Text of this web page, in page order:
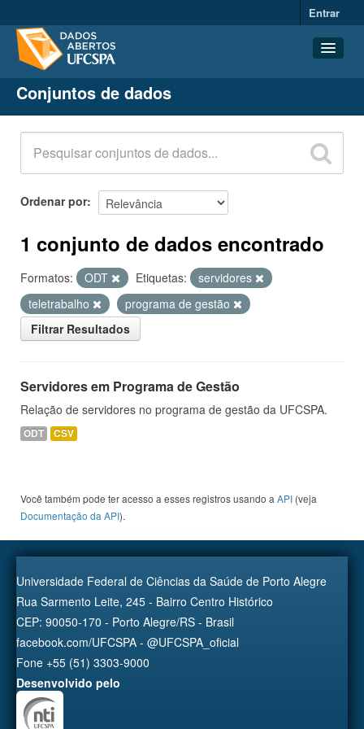
Entrar
Conjuntos de dados
Organizações
Grupos
Sobre
Conjuntos de dados
Ordenar por
1 conjunto de dados encontrado
Formatos: ODT Etiquetas:
servidores
teletrabalho
programa de gestão
Filtrar Resultados
Servidores em Programa de Gestão
Relação de servidores no programa de gestão da UFCSPA.
ODT CSV
Você também pode ter acesso a esses registros usando a API (veja
Documentação da API).
Universidade Federal de Ciências da Saúde de Porto Alegre
Rua Sarmento Leite, 245 - Bairro Centro Histórico
CEP: 90050-170 - Porto Alegre/RS - Brasil
facebook.com/UFCSPA - @UFCSPA_oficial
Fone +55 (51) 3303-9000
Desenvolvido pelo